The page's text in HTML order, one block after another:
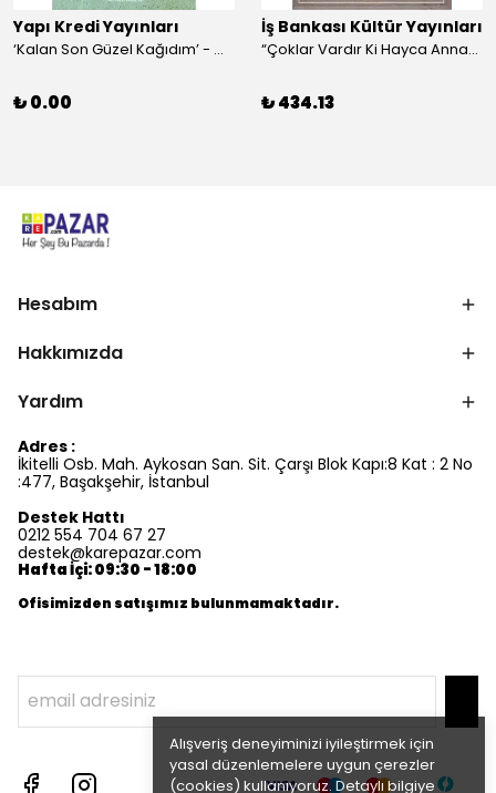
Alışveriş deneyiminizi iyileştirmek için
yasal düzenlemelere uygun çerezler
(cookies) kullanıyoruz. Detaylı bilgiye
Yapı Kredi Yayınları
‘Kalan Son Güzel Kağıdım’ - Marcel Proust
₺ 0.00
İş Bankası Kültür Yayınları
“Çoklar Vardır Ki Hayca Annamazlar!” - Gazanfer İbar
₺ 434.13
Hesabım
Hakkımızda
Yardım
Adres :
İkitelli Osb. Mah. Aykosan San. Sit. Çarşı Blok Kapı:8 Kat : 2 No
:477, Başakşehir, İstanbul
Destek Hattı
0212 554 704 67 27
destek@karepazar.com
Hafta İçi: 09:30 - 18:00
Ofisimizden satışımız bulunmamaktadır.